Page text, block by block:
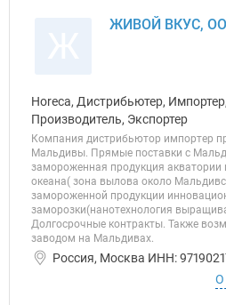
ЖИВОЙ ВКУС,
Horeca, Дистрибьютер,
Производитель, Экспортер
Компания дистрибьютор импортер
Мальдивы. Прямые поставки с
замороженная продукция акватории
океана( зона вылова около
замороженной продукции
заморозки(нанотехнология
Долгосрочные контракты. Также
заводом на Мальдивах.
Россия, Москва ИНН:
О